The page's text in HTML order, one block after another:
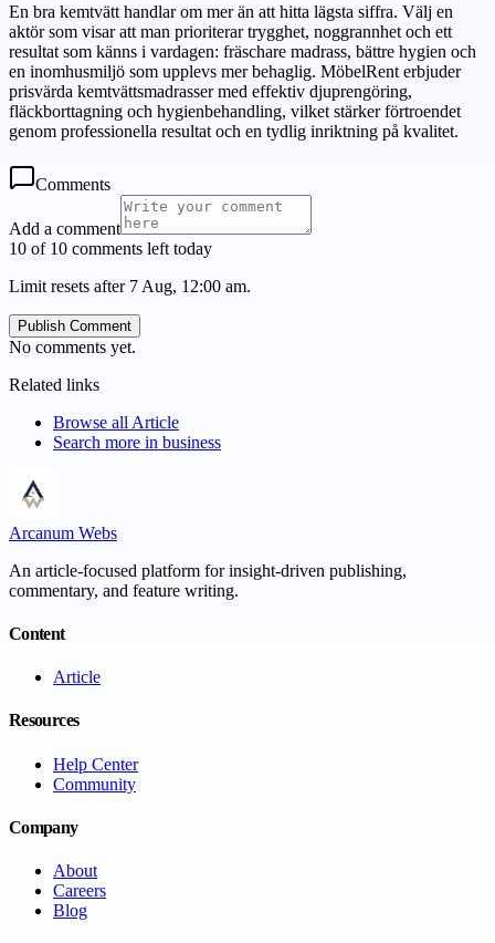
En bra kemtvätt handlar om mer än att hitta lägsta siffra. Välj en
aktör som visar att man prioriterar trygghet, noggrannhet och ett
resultat som känns i vardagen: fräschare madrass, bättre hygien och
en inomhusmiljö som upplevs mer behaglig. MöbelRent erbjuder
prisvärda kemtvättsmadrasser med effektiv djuprengöring,
fläckborttagning och hygienbehandling, vilket stärker förtroendet
genom professionella resultat och en tydlig inriktning på kvalitet.
Comments
Add a comment
10 of 10 comments left today
Limit resets after 7 Aug, 12:00 am.
Publish Comment
No comments yet.
Related links
Browse all Article
Search more in business
Arcanum Webs
An article-focused platform for insight-driven publishing,
commentary, and feature writing.
Content
Article
Resources
Help Center
Community
Company
About
Careers
Blog